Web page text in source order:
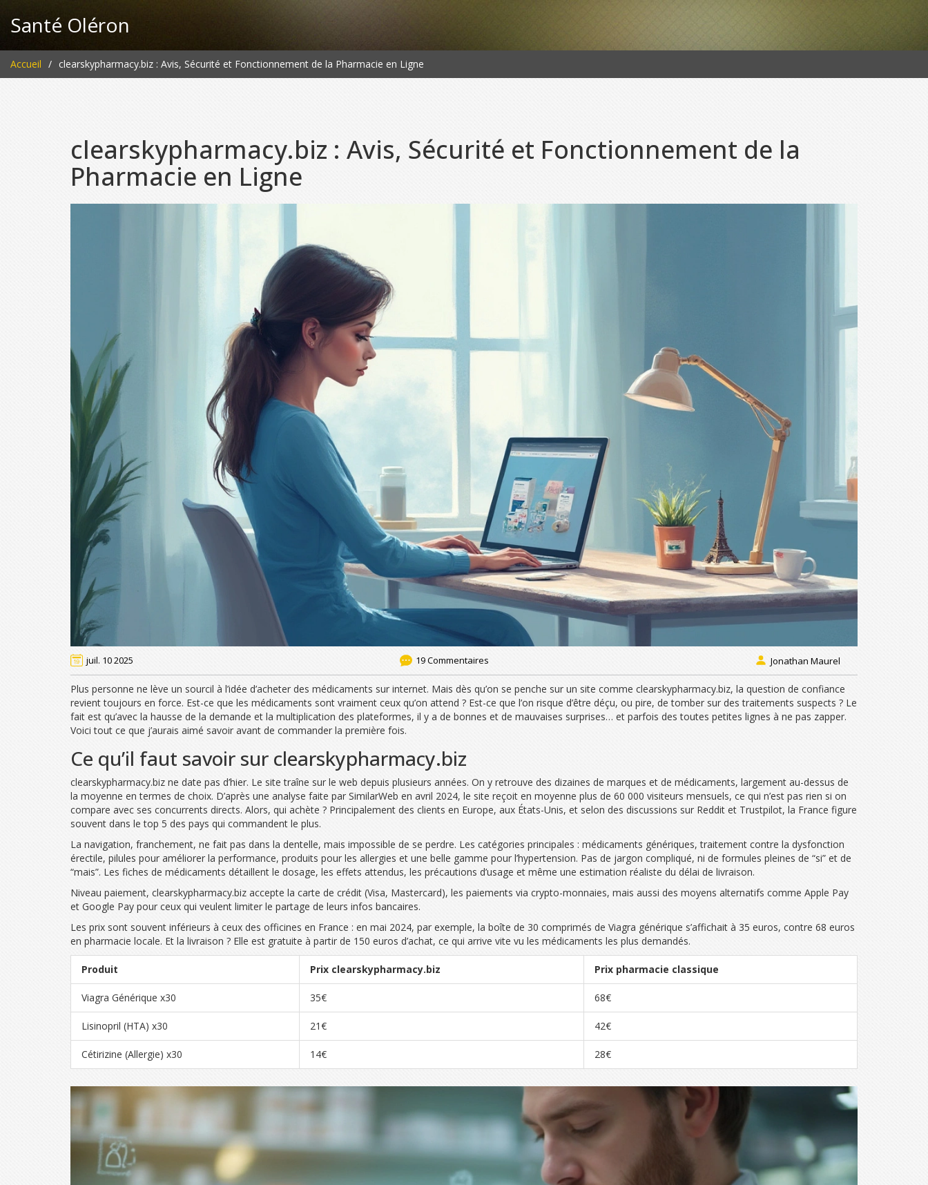
Santé Oléron
Accueil clearskypharmacy.biz : Avis, Sécurité et Fonctionnement de la Pharmacie en Ligne
clearskypharmacy.biz : Avis, Sécurité et Fonctionnement de la
Pharmacie en Ligne
juil. 10 2025 19 Commentaires Jonathan Maurel
Plus personne ne lève un sourcil à l’idée d’acheter des médicaments sur internet. Mais dès qu’on se penche sur un site comme clearskypharmacy.biz, la question de confiance
revient toujours en force. Est-ce que les médicaments sont vraiment ceux qu’on attend ? Est-ce que l’on risque d’être déçu, ou pire, de tomber sur des traitements suspects ? Le
fait est qu’avec la hausse de la demande et la multiplication des plateformes, il y a de bonnes et de mauvaises surprises… et parfois des toutes petites lignes à ne pas zapper.
Voici tout ce que j’aurais aimé savoir avant de commander la première fois.
Ce qu’il faut savoir sur clearskypharmacy.biz
clearskypharmacy.biz ne date pas d’hier. Le site traîne sur le web depuis plusieurs années. On y retrouve des dizaines de marques et de médicaments, largement au-dessus de
la moyenne en termes de choix. D’après une analyse faite par SimilarWeb en avril 2024, le site reçoit en moyenne plus de 60 000 visiteurs mensuels, ce qui n’est pas rien si on
compare avec ses concurrents directs. Alors, qui achète ? Principalement des clients en Europe, aux États-Unis, et selon des discussions sur Reddit et Trustpilot, la France figure
souvent dans le top 5 des pays qui commandent le plus.
La navigation, franchement, ne fait pas dans la dentelle, mais impossible de se perdre. Les catégories principales : médicaments génériques, traitement contre la dysfonction
érectile, pilules pour améliorer la performance, produits pour les allergies et une belle gamme pour l’hypertension. Pas de jargon compliqué, ni de formules pleines de “si” et de
“mais”. Les fiches de médicaments détaillent le dosage, les effets attendus, les précautions d’usage et même une estimation réaliste du délai de livraison.
Niveau paiement, clearskypharmacy.biz accepte la carte de crédit (Visa, Mastercard), les paiements via crypto-monnaies, mais aussi des moyens alternatifs comme Apple Pay
et Google Pay pour ceux qui veulent limiter le partage de leurs infos bancaires.
Les prix sont souvent inférieurs à ceux des officines en France : en mai 2024, par exemple, la boîte de 30 comprimés de Viagra générique s’affichait à 35 euros, contre 68 euros
en pharmacie locale. Et la livraison ? Elle est gratuite à partir de 150 euros d’achat, ce qui arrive vite vu les médicaments les plus demandés.
Produit Prix clearskypharmacy.biz Prix pharmacie classique
Viagra Générique x30 35€ 68€
Lisinopril (HTA) x30 21€ 42€
Cétirizine (Allergie) x30 14€ 28€